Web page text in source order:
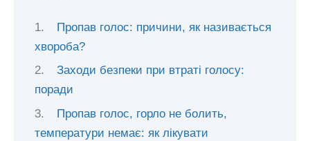
Пропав голос: причини, як називається
хвороба?
Заходи безпеки при втраті голосу:
поради
Пропав голос, горло не болить,
температури немає: як лікувати